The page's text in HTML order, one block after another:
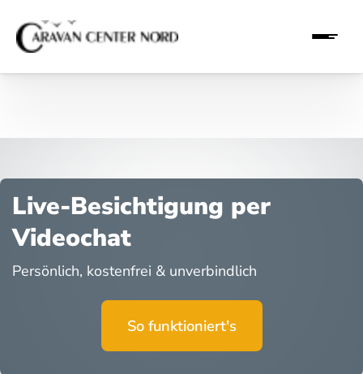
Live-Besichtigung per
Videochat
Persönlich, kostenfrei & unverbindlich
So funktioniert's